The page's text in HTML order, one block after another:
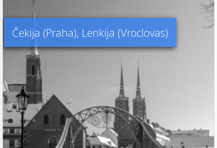
Čekija (Praha), Lenkija (Vroclovas)